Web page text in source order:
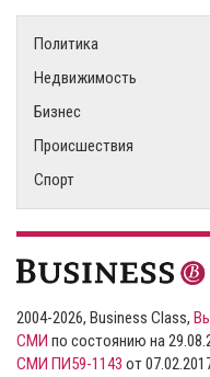
Политика
Недвижимость
Бизнес
Происшествия
Спорт
2004-2026, Business Class,
СМИ по состоянию на
СМИ ПИ59-1143 от